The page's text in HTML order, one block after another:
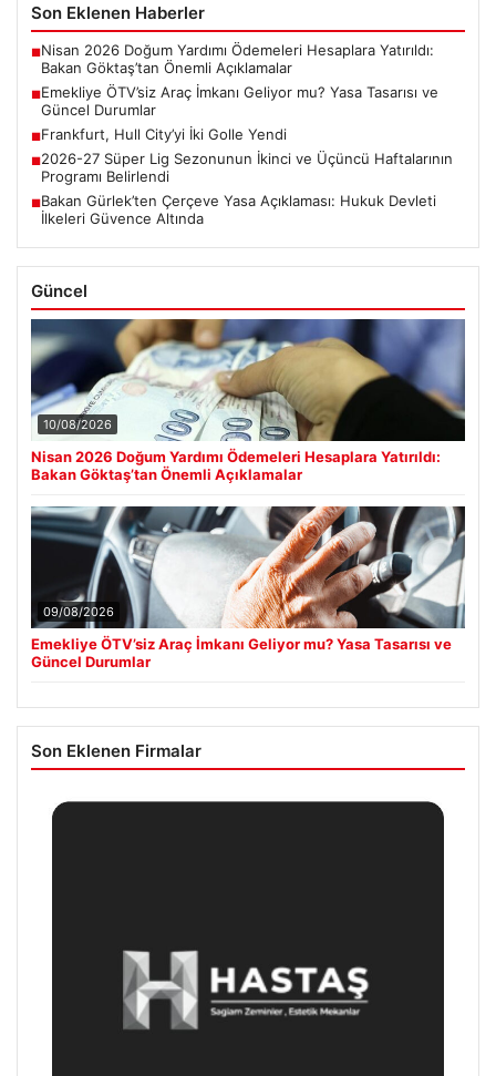
Son Eklenen Haberler
■Nisan 2026 Doğum Yardımı Ödemeleri Hesaplara Yatırıldı:
Bakan Göktaş’tan Önemli Açıklamalar
■Emekliye ÖTV’siz Araç İmkanı Geliyor mu? Yasa Tasarısı ve
Güncel Durumlar
■Frankfurt, Hull City’yi İki Golle Yendi
■2026-27 Süper Lig Sezonunun İkinci ve Üçüncü Haftalarının
Programı Belirlendi
■Bakan Gürlek’ten Çerçeve Yasa Açıklaması: Hukuk Devleti
İlkeleri Güvence Altında
Güncel
10/08/2026
Nisan 2026 Doğum Yardımı Ödemeleri Hesaplara Yatırıldı:
Bakan Göktaş’tan Önemli Açıklamalar
09/08/2026
Emekliye ÖTV’siz Araç İmkanı Geliyor mu? Yasa Tasarısı ve
Güncel Durumlar
Son Eklenen Firmalar